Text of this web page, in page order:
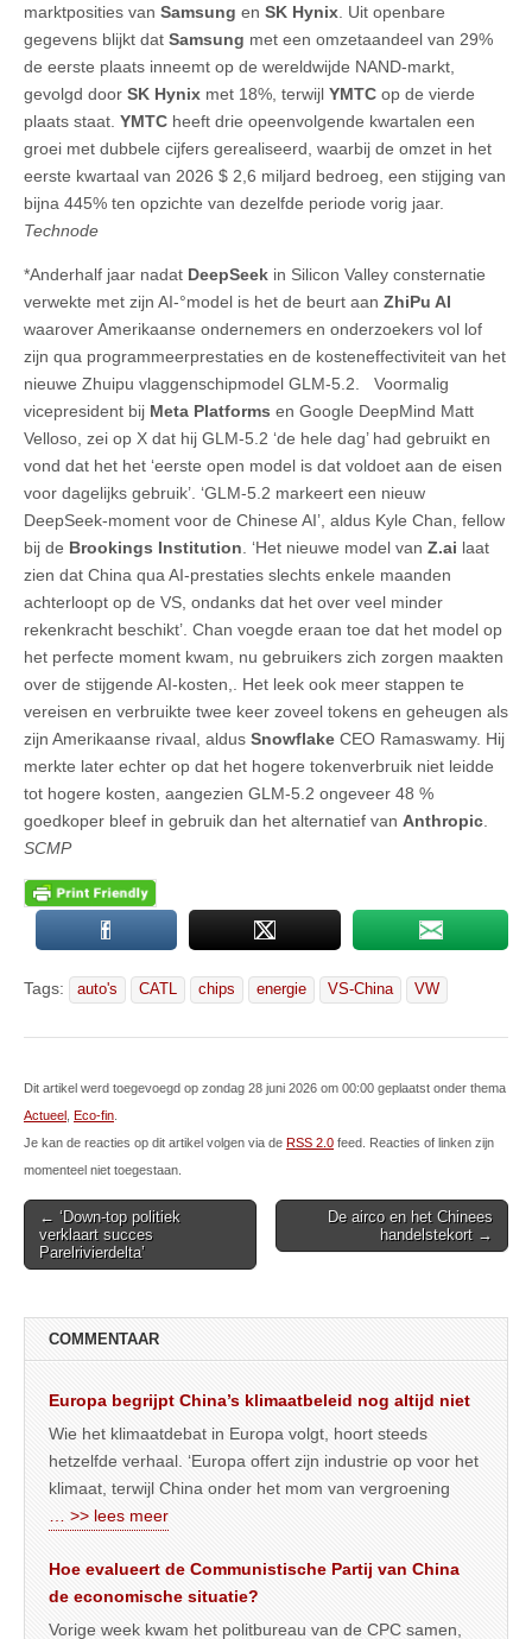
marktposities van Samsung en SK Hynix . Uit openbare
gegevens blijkt dat Samsung met een omzetaandeel van 29%
de eerste plaats inneemt op de wereldwijde NAND-markt,
gevolgd door SK Hynix met 18%, terwijl YMTC op de vierde
plaats staat. YMTC heeft drie opeenvolgende kwartalen een
groei met dubbele cijfers gerealiseerd, waarbij de omzet in het
eerste kwartaal van 2026 $ 2,6 miljard bedroeg, een stijging van
bijna 445% ten opzichte van dezelfde periode vorig jaar.
Technode
*Anderhalf jaar nadat DeepSeek in Silicon Valley consternatie
verwekte met zijn AI-°model is het de beurt aan ZhiPu AI
waarover Amerikaanse ondernemers en onderzoekers vol lof
zijn qua programmeerprestaties en de kosteneffectiviteit van het
nieuwe Zhuipu vlaggenschipmodel GLM-5.2. Voormalig
vicepresident bij Meta Platforms en Google DeepMind Matt
Velloso, zei op X dat hij GLM-5.2 ‘de hele dag’ had gebruikt en
vond dat het het ‘eerste open model is dat voldoet aan de eisen
voor dagelijks gebruik’. ‘GLM-5.2 markeert een nieuw
DeepSeek-moment voor de Chinese AI’, aldus Kyle Chan, fellow
bij de Brookings Institution . ‘Het nieuwe model van Z.ai laat
zien dat China qua AI-prestaties slechts enkele maanden
achterloopt op de VS, ondanks dat het over veel minder
rekenkracht beschikt’. Chan voegde eraan toe dat het model op
het perfecte moment kwam, nu gebruikers zich zorgen maakten
over de stijgende AI-kosten,. Het leek ook meer stappen te
vereisen en verbruikte twee keer zoveel tokens en geheugen als
zijn Amerikaanse rivaal, aldus Snowflake CEO Ramaswamy. Hij
merkte later echter op dat het hogere tokenverbruik niet leidde
tot hogere kosten, aangezien GLM-5.2 ongeveer 48 %
goedkoper bleef in gebruik dan het alternatief van Anthropic
SCMP
Tags: auto's CATL chips energie VS-China VW
Dit artikel werd toegevoegd op zondag 28 juni 2026 om 00:00 geplaatst onder thema
Actueel
Eco-fin
Je kan de reacties op dit artikel volgen via de RSS 2.0 feed. Reacties of linken zijn
momenteel niet toegestaan.
Post
navigation
← ‘Down-top politiek
verklaart succes
Parelrivierdelta’
De airco en het Chinees
handelstekort →
COMMENTAAR
Europa begrijpt China’s klimaatbeleid nog altijd niet
Wie het klimaatdebat in Europa volgt, hoort steeds
hetzelfde verhaal. ‘Europa offert zijn industrie op voor het
klimaat, terwijl China onder het mom van vergroening
… >> lees meer
Hoe evalueert de Communistische Partij van China
de economische situatie?
Vorige week kwam het politbureau van de CPC samen,